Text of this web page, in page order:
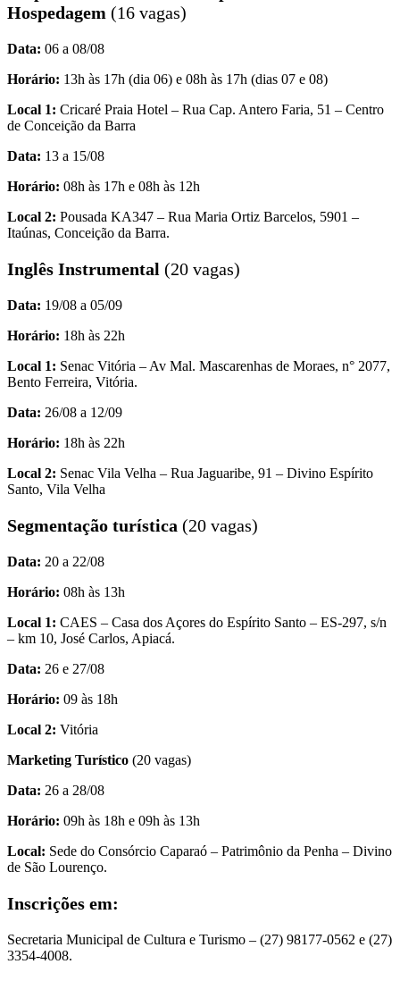
Hospedagem (16 vagas)
Data: 06 a 08/08
Horário: 13h às 17h (dia 06) e 08h às 17h (dias 07 e 08)
Local 1: Cricaré Praia Hotel – Rua Cap. Antero Faria, 51 – Centro
de Conceição da Barra
Data: 13 a 15/08
Horário: 08h às 17h e 08h às 12h
Local 2: Pousada KA347 – Rua Maria Ortiz Barcelos, 5901 –
Itaúnas, Conceição da Barra.
Inglês Instrumental (20 vagas)
Data: 19/08 a 05/09
Horário: 18h às 22h
Local 1: Senac Vitória – Av Mal. Mascarenhas de Moraes, n° 2077,
Bento Ferreira, Vitória.
Data: 26/08 a 12/09
Horário: 18h às 22h
Local 2: Senac Vila Velha – Rua Jaguaribe, 91 – Divino Espírito
Santo, Vila Velha
Segmentação turística (20 vagas)
Data: 20 a 22/08
Horário: 08h às 13h
Local 1: CAES – Casa dos Açores do Espírito Santo – ES-297, s/n
– km 10, José Carlos, Apiacá.
Data: 26 e 27/08
Horário: 09 às 18h
Local 2: Vitória
Marketing Turístico (20 vagas)
Data: 26 a 28/08
Horário: 09h às 18h e 09h às 13h
Local: Sede do Consórcio Caparaó – Patrimônio da Penha – Divino
de São Lourenço.
Inscrições em:
Secretaria Municipal de Cultura e Turismo – (27) 98177-0562 e (27)
3354-4008.